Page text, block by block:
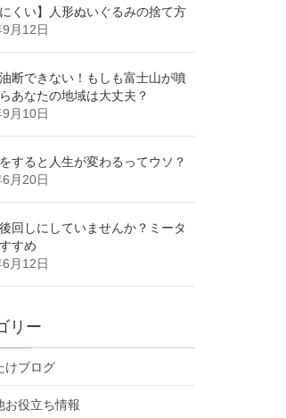
にくい】人形ぬいぐるみの捨て方
月12日
断できない！もしも富士山が噴
あなたの地域は大丈夫？
月10日
すると人生が変わるってウソ？
月20日
回しにしていませんか？ミータ
すめ
月12日
リー
けブログ
お役立ち情報